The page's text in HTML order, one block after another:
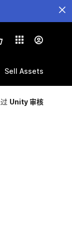
Sell Assets
Unity 审核